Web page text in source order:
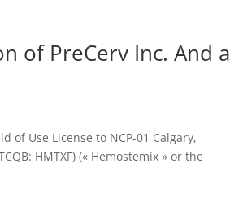
of PreCerv Inc. And a
of Use License to NCP-01 Calgary,
HMTXF) (« Hemostemix » or the